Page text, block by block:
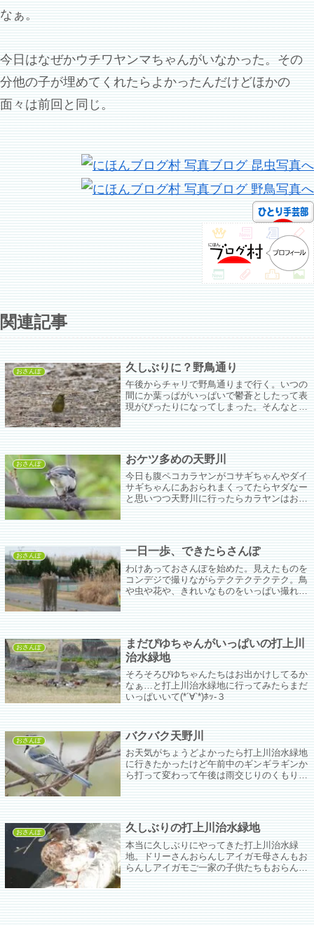
なぁ。
今日はなぜかウチワヤンマちゃんがいなかった。その
分他の子が埋めてくれたらよかったんだけどほかの
面々は前回と同じ。
関連記事
おさんぽ 久しぶりに？野鳥通り
午後からチャリで野鳥通りまで行く。いつの
間にか葉っぱがいっぱいで鬱蒼としたって表
現がぴったりになってしまった。そんなとこ
おさんぽ おケツ多めの天野川
今日も腹ペコカラヤンがコサギちゃんやダイ
サギちゃんにあおられまくってたらヤダなー
と思いつつ天野川に行ったらカラヤンはおら
おさんぽ 一日一歩、できたらさんぽ
わけあっておさんぽを始めた。見えたものを
コンデジで撮りながらテクテクテクテク。鳥
や虫や花や、きれいなものをいっぱい撮れた
おさんぽ
まだぴゆちゃんがいっぱいの打上川
治水緑地
そろそろぴゆちゃんたちはお出かけしてるか
なぁ…と打上川治水緑地に行ってみたらまだ
いっぱいいて(*´∀`*)ﾎｯ-３
おさんぽ バクバク天野川
お天気がちょうどよかったら打上川治水緑地
に行きたかったけど午前中のギンギラギンか
ら打って変わって午後は雨交じりのくもり。
おさんぽ 久しぶりの打上川治水緑地
本当に久しぶりにやってきた打上川治水緑
地。ドリーさんおらんしアイガモ母さんもお
らんしアイガモご一家の子供たちもおらんし